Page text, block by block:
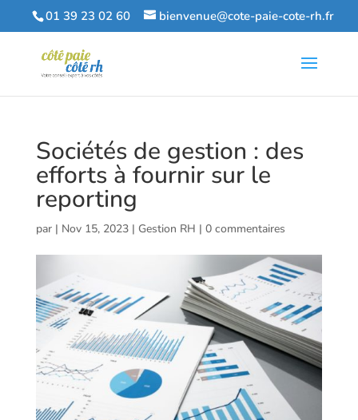
01 39 23 02 60 bienvenue@cote-paie-cote-rh.fr
Sociétés de gestion : des
efforts à fournir sur le
reporting
par | Nov 15, 2023| Gestion RH | 0 commentaires